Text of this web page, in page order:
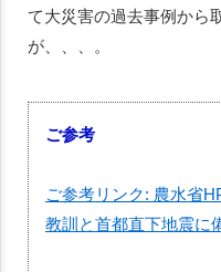
て大災害の過去事例から
が、、、。
ご参考
ご参考リンク: 農水省
教訓と首都直下地震に